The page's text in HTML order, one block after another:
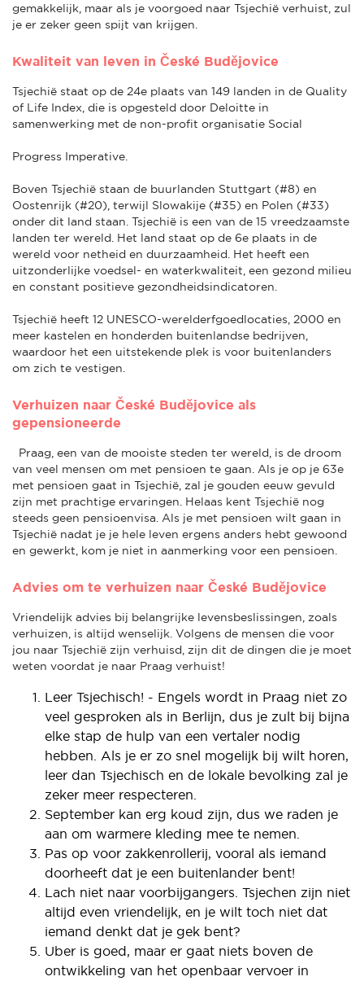
gemakkelijk, maar als je voorgoed naar Tsjechië verhuist, zul
je er zeker geen spijt van krijgen.
Kwaliteit van leven in České Budějovice
Tsjechië staat op de 24e plaats van 149 landen in de Quality
of Life Index, die is opgesteld door Deloitte in
samenwerking met de non-profit organisatie Social
Progress Imperative.
Boven Tsjechië staan de buurlanden Stuttgart (#8) en
Oostenrijk (#20), terwijl Slowakije (#35) en Polen (#33)
onder dit land staan. Tsjechië is een van de 15 vreedzaamste
landen ter wereld. Het land staat op de 6e plaats in de
wereld voor netheid en duurzaamheid. Het heeft een
uitzonderlijke voedsel- en waterkwaliteit, een gezond milieu
en constant positieve gezondheidsindicatoren.
Tsjechië heeft 12 UNESCO-werelderfgoedlocaties, 2000 en
meer kastelen en honderden buitenlandse bedrijven,
waardoor het een uitstekende plek is voor buitenlanders
om zich te vestigen.
Verhuizen naar České Budějovice als
gepensioneerde
Praag, een van de mooiste steden ter wereld, is de droom
van veel mensen om met pensioen te gaan. Als je op je 63e
met pensioen gaat in Tsjechië, zal je gouden eeuw gevuld
zijn met prachtige ervaringen. Helaas kent Tsjechië nog
steeds geen pensioenvisa. Als je met pensioen wilt gaan in
Tsjechië nadat je je hele leven ergens anders hebt gewoond
en gewerkt, kom je niet in aanmerking voor een pensioen.
Advies om te verhuizen naar České Budějovice
Vriendelijk advies bij belangrijke levensbeslissingen, zoals
verhuizen, is altijd wenselijk. Volgens de mensen die voor
jou naar Tsjechië zijn verhuisd, zijn dit de dingen die je moet
weten voordat je naar Praag verhuist!
Leer Tsjechisch! - Engels wordt in Praag niet zo
veel gesproken als in Berlijn, dus je zult bij bijna
elke stap de hulp van een vertaler nodig
hebben. Als je er zo snel mogelijk bij wilt horen,
leer dan Tsjechisch en de lokale bevolking zal je
zeker meer respecteren.
September kan erg koud zijn, dus we raden je
aan om warmere kleding mee te nemen.
Pas op voor zakkenrollerij, vooral als iemand
doorheeft dat je een buitenlander bent!
Lach niet naar voorbijgangers. Tsjechen zijn niet
altijd even vriendelijk, en je wilt toch niet dat
iemand denkt dat je gek bent?
Uber is goed, maar er gaat niets boven de
ontwikkeling van het openbaar vervoer in